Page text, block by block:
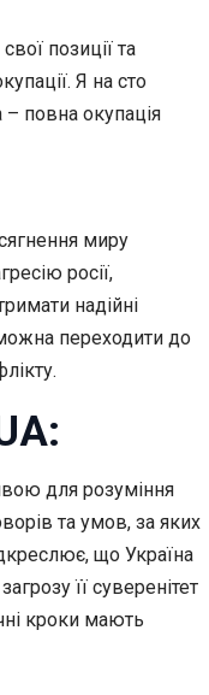
позиції та
Я на сто
– повна окупація
миру
росії,
надійні
переходити до
для розуміння
та умов, за яких
що Україна
її суверенітет
кроки мають